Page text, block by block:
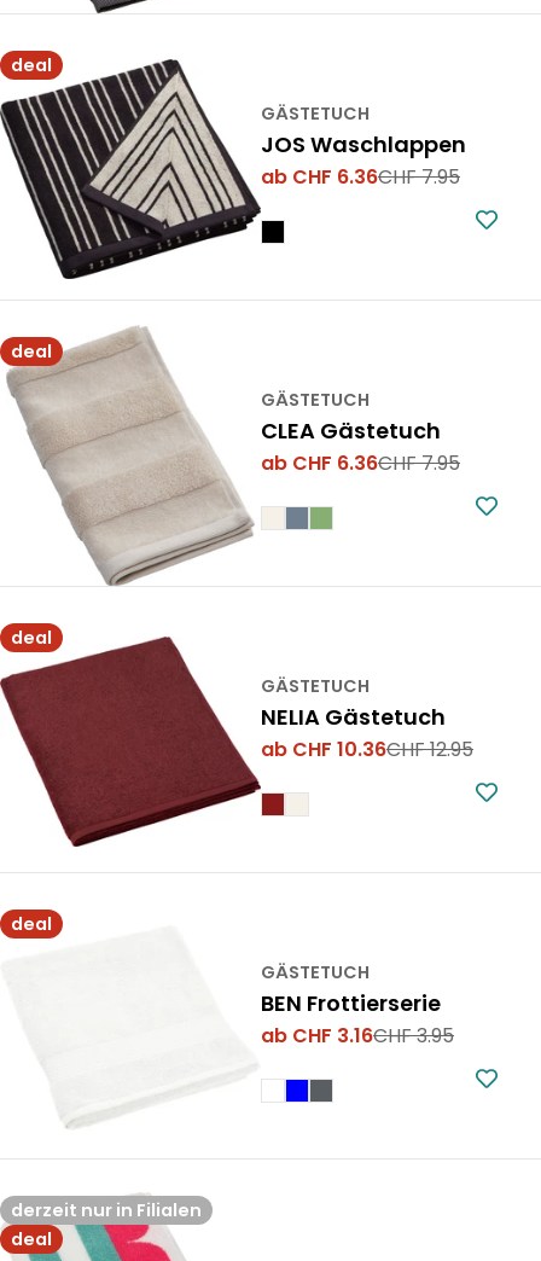
deal
GÄSTETUCH
JOS Waschlappen
Verkaufspreis
ab CHF 6.36
Regulärer
CHF 7.95
deal
GÄSTETUCH
CLEA Gästetuch
Verkaufspreis
ab CHF 6.36
Regulärer
CHF 7.95
deal
GÄSTETUCH
NELIA Gästetuch
Verkaufspreis
ab CHF 10.36
Regulärer
CHF 12.95
deal
GÄSTETUCH
BEN Frottierserie
Verkaufspreis
ab CHF 3.16
Regulärer CHF 3.95
derzeit nur in Filialen
deal